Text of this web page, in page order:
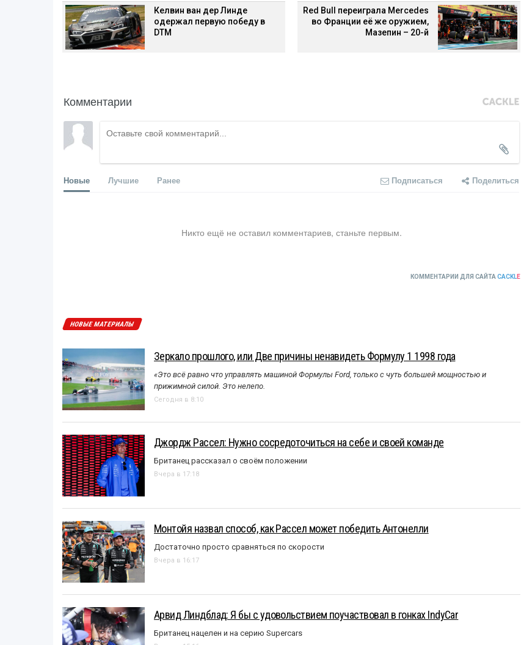
Келвин ван дер Линде
одержал первую победу в
DTM
Red Bull переиграла Mercedes
во Франции её же оружием,
Мазепин – 20-й
Комментарии
Новые Лучшие Ранее Подписаться Поделиться
Никто ещё не оставил комментариев, станьте первым.
КОММЕНТАРИИ ДЛЯ САЙТА CACKLE
НОВЫЕ МАТЕРИАЛЫ
Зеркало прошлого, или Две причины ненавидеть Формулу 1 1998 года
«Это всё равно что управлять машиной Формулы Ford, только с чуть большей мощностью и
прижимной силой. Это нелепо.
Сегодня в 8:10
Джордж Рассел: Нужно сосредоточиться на себе и своей команде
Британец рассказал о своём положении
Вчера в 17:18
Монтойя назвал способ, как Рассел может победить Антонелли
Достаточно просто сравняться по скорости
Вчера в 16:17
Арвид Линдблад: Я бы с удовольствием поучаствовал в гонках IndyCar
Британец нацелен и на серию Supercars